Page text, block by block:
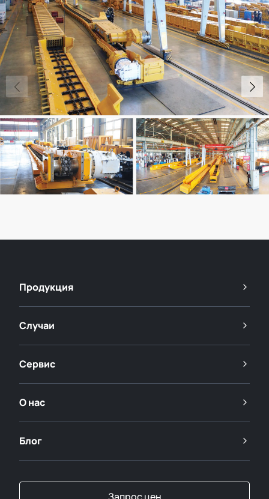
Продукция
Случаи
Сервис
О нас
Блог